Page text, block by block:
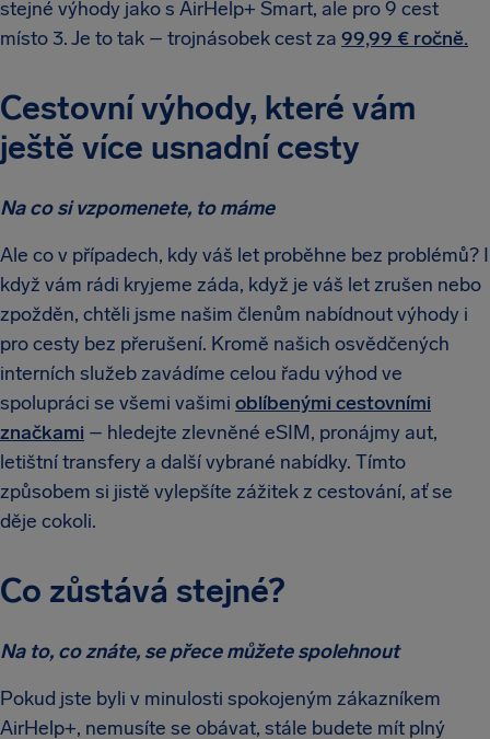
stejné výhody jako s AirHelp+ Smart, ale pro 9 cest
místo 3. Je to tak – trojnásobek cest za 99,99 € ročně.
Cestovní výhody, které vám
ještě více usnadní cesty
Na co si vzpomenete, to máme
Ale co v případech, kdy váš let proběhne bez problémů? I
když vám rádi kryjeme záda, když je váš let zrušen nebo
zpožděn, chtěli jsme našim členům nabídnout výhody i
pro cesty bez přerušení. Kromě našich osvědčených
interních služeb zavádíme celou řadu výhod ve
spolupráci se všemi vašimi oblíbenými cestovními
značkami – hledejte zlevněné eSIM, pronájmy aut,
letištní transfery a další vybrané nabídky. Tímto
způsobem si jistě vylepšíte zážitek z cestování, ať se
děje cokoli.
Co zůstává stejné?
Na to, co znáte, se přece můžete spolehnout
Pokud jste byli v minulosti spokojeným zákazníkem
AirHelp+, nemusíte se obávat, stále budete mít plný